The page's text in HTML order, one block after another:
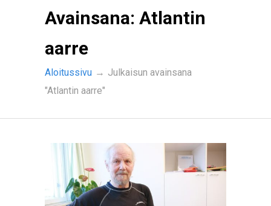
Avainsana: Atlantin
aarre
Aloitussivu → Julkaisun avainsana
"Atlantin aarre"